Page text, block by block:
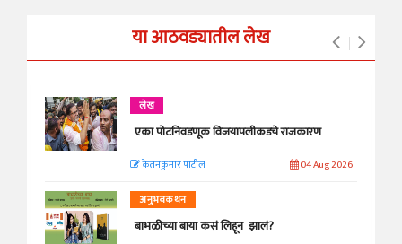
या आठवड्यातील लेख
लेख
एका पोटनिवडणूक विजयापलीकडचे राजकारण
केतनकुमार पाटील 04 Aug 2026
अनुभवकथन
बाभळीच्या बाया कसं लिहून झालं?